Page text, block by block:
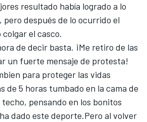
resultado había logrado a lo
pero después de lo ocurrido el
el casco.
de decir basta. ¡Me retiro de las
un fuerte mensaje de protesta!
para proteger las vidas
de 5 horas tumbado en la cama de
pensando en los bonitos
dado este deporte.Pero al volver